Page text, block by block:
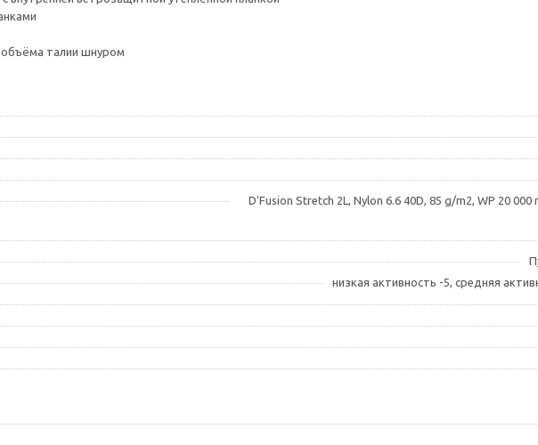
талии шнуром
D'Fusion Stretch 2L, Nylon 6.6 40D, 85 g/m2, WP 20
низкая активность -5, средняя